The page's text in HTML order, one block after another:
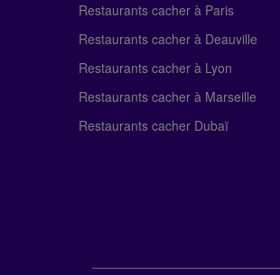
Restaurants cacher à Paris
Restaurants cacher à Deauville
Restaurants cacher à Lyon
Restaurants cacher à Marseille
Restaurants cacher Dubaï